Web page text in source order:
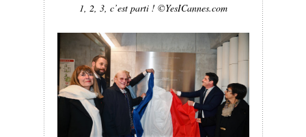
1, 2, 3, c’est parti ! ©YesICannes.com